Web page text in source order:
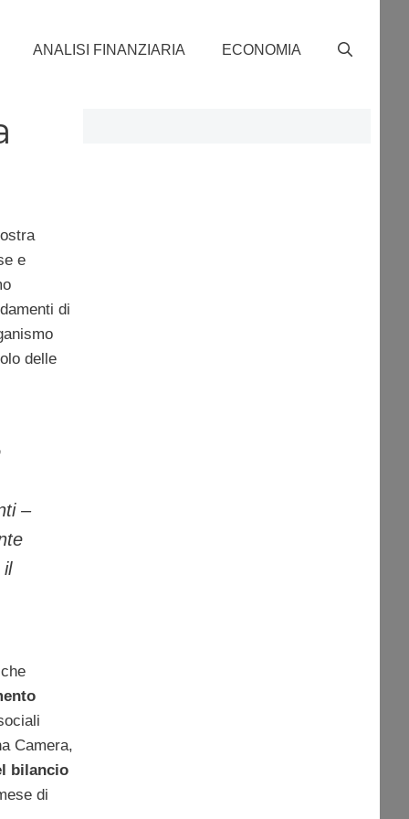
ANALISI FINANZIARIA ECONOMIA
e
di
delle
–
il
Camera,
bilancio
di